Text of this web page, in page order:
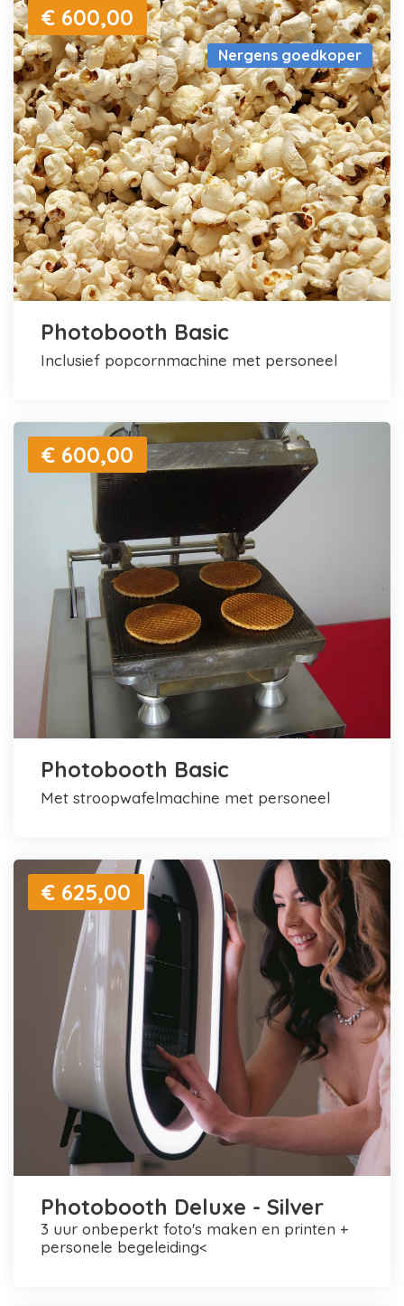
Nergens goedkoper
€ 600,00
Photobooth Basic
inclusief popcornmachine met personeel
€ 600,00
Photobooth Basic
met stroopwafelmachine met personeel
€ 625,00
Photobooth Deluxe - Silver
3 uur onbeperkt foto's maken en printen +
personele begeleiding<